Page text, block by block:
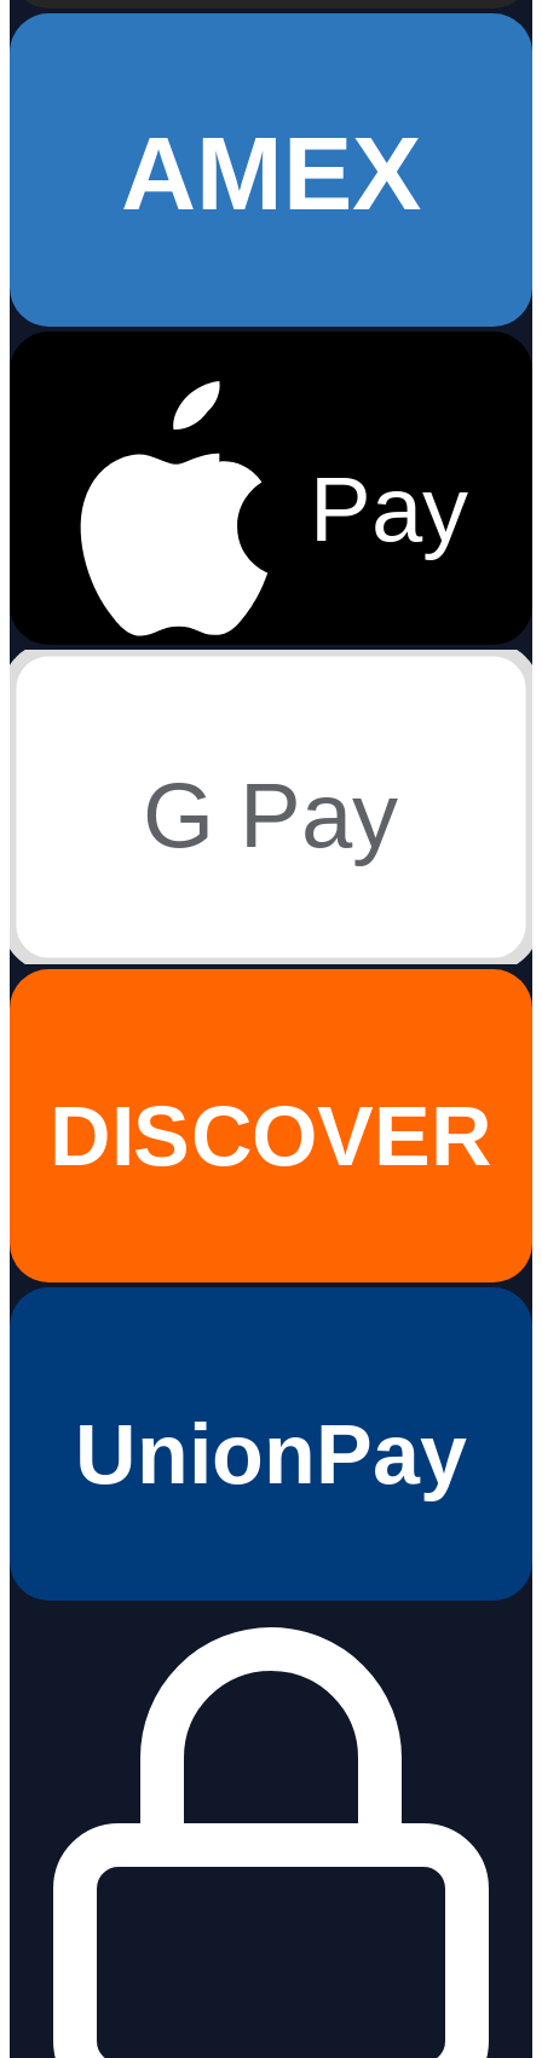
AMEX
Pay
G Pay
DISCOVER
UnionPay